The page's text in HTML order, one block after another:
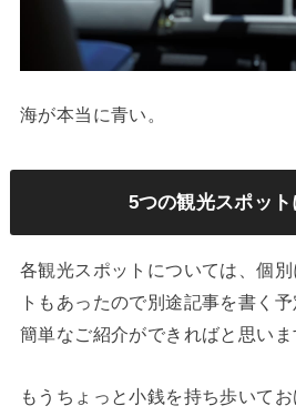
海が本当に青い。
5つの観光スポッ
各観光スポットについては、個
トもあったので別途記事を書く
簡単なご紹介ができればと思いま
もうちょっと小銭を持ち歩いて